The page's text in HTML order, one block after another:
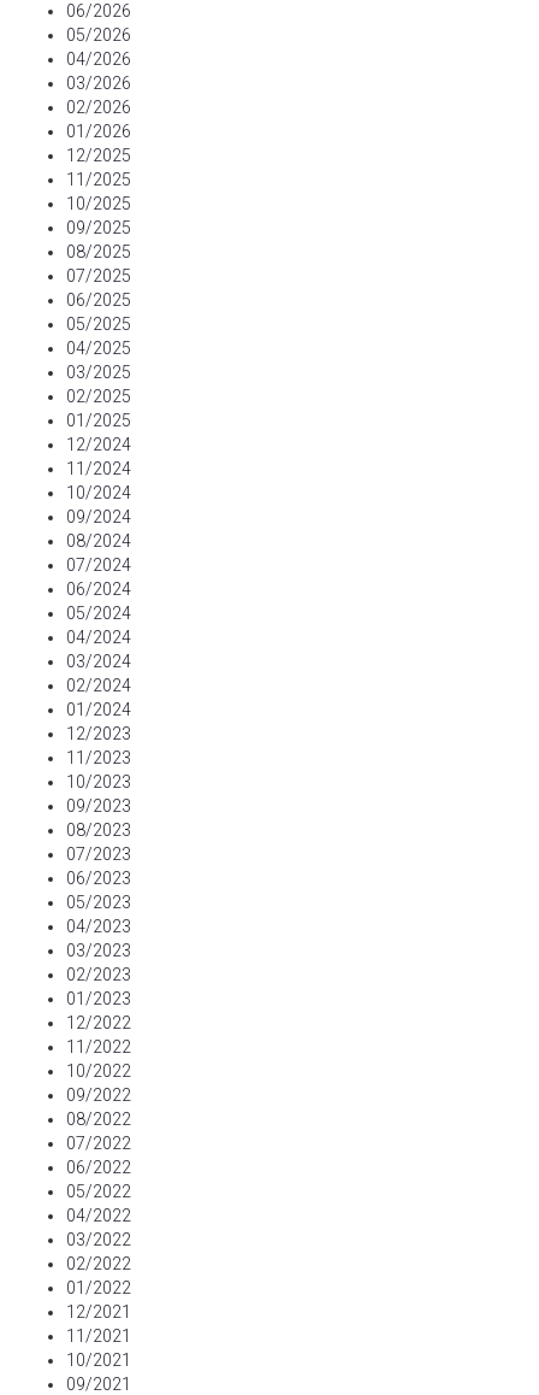
06/2026
05/2026
04/2026
03/2026
02/2026
01/2026
12/2025
11/2025
10/2025
09/2025
08/2025
07/2025
06/2025
05/2025
04/2025
03/2025
02/2025
01/2025
12/2024
11/2024
10/2024
09/2024
08/2024
07/2024
06/2024
05/2024
04/2024
03/2024
02/2024
01/2024
12/2023
11/2023
10/2023
09/2023
08/2023
07/2023
06/2023
05/2023
04/2023
03/2023
02/2023
01/2023
12/2022
11/2022
10/2022
09/2022
08/2022
07/2022
06/2022
05/2022
04/2022
03/2022
02/2022
01/2022
12/2021
11/2021
10/2021
09/2021